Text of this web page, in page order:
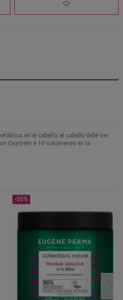
en el cabello, el cabello debe ser
Oxycrem a 10 volúmenes en la
-50%